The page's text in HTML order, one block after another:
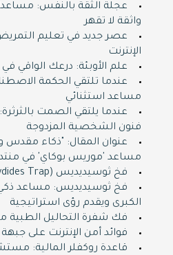
عجلة الثقة بالنفس:
واثقة لا تقهر
عصر جديد في تعليم
الإنترنت
علم الأوبئة: درعك الواقي
عندما تلتقي الحكمة
مساعد استثنائي
عندما يلتقي الصمت
فنون الشخصية المزدوجة
عنوان المقال: "ذكاء
مساعد 'موريس بوكاي' في
فخ ثوسيديديس (Thucydides Trap)
فخ ثوسيديديس: مساعد
الكبرى ويقدم رؤى استراتيجية
فك شفرة التحاليل الطبية
فوائد أمن الإنترنت على جبهة
قاعدة روكفلر المالية: